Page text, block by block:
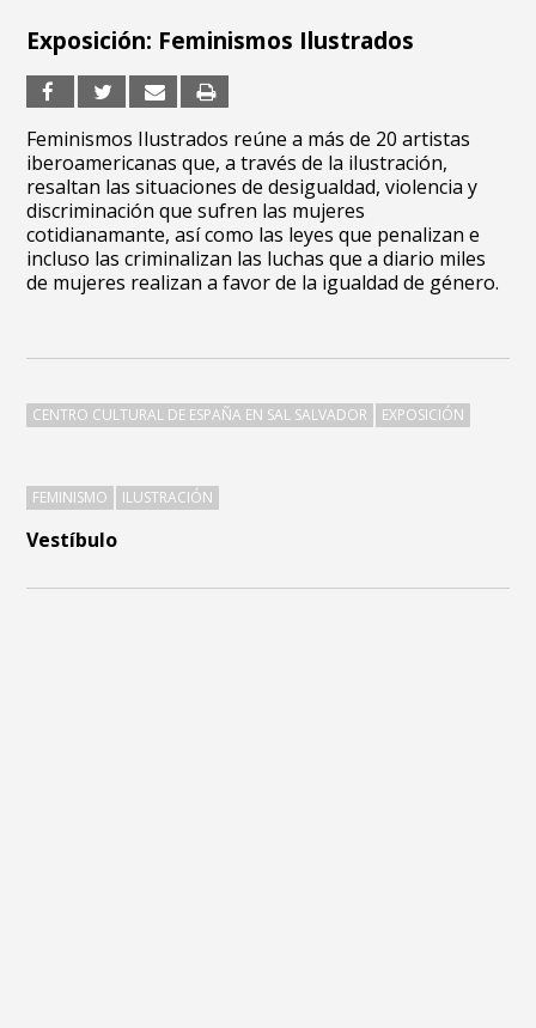
Vestíbulo
Exposición: Feminismos Ilustrados
Feminismos Ilustrados reúne a más de 20 artistas
iberoamericanas que, a través de la ilustración,
resaltan las situaciones de desigualdad, violencia y
discriminación que sufren las mujeres
cotidianamante, así como las leyes que penalizan e
incluso las criminalizan las luchas que a diario miles
de mujeres realizan a favor de la igualdad de género.
CENTRO CULTURAL DE ESPAÑA EN SAL SALVADOR EXPOSICIÓN
FEMINISMO ILUSTRACIÓN